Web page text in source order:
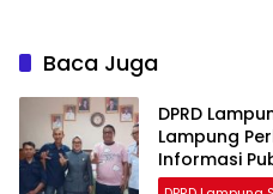
Baca Juga
DPRD
Lampung
Informasi